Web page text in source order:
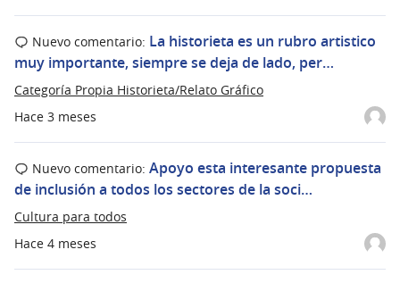
Hace 3 meses
Nuevo comentario: La historieta es un rubro artistico
muy importante, siempre se deja de lado, per…
Categoría Propia Historieta/Relato Gráfico
Hace 4 meses
Nuevo comentario: Apoyo esta interesante propuesta
de inclusión a todos los sectores de la soci…
Cultura para todos